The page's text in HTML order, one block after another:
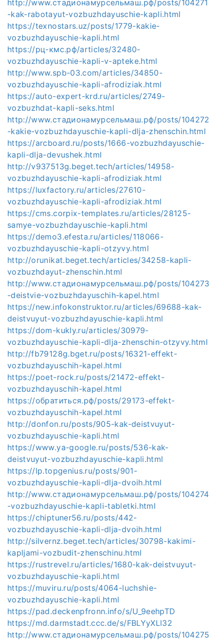
http://www.стадионамурсельмаш.рф/posts/104271
-kak-rabotayut-vozbuzhdayuschie-kapli.html
https://texnostars.uz/posts/1779-kakie-
vozbuzhdayuschie-kapli.html
https://рц-кмс.рф/articles/32480-
vozbuzhdayuschie-kapli-v-apteke.html
http://www.spb-03.com/articles/34850-
vozbuzhdayuschie-kapli-afrodiziak.html
https://auto-expert-krd.ru/articles/2749-
vozbuzhdat-kapli-seks.html
http://www.стадионамурсельмаш.рф/posts/104272
-kakie-vozbuzhdayuschie-kapli-dlja-zhenschin.html
https://arcboard.ru/posts/1666-vozbuzhdayuschie-
kapli-dlja-devushek.html
http://v937513g.beget.tech/articles/14958-
vozbuzhdayuschie-kapli-afrodiziak.html
https://luxfactory.ru/articles/27610-
vozbuzhdayuschie-kapli-afrodiziak.html
https://cms.corpix-templates.ru/articles/28125-
samye-vozbuzhdayuschie-kapli.html
https://demo3.efesta.ru/articles/118066-
vozbuzhdayuschie-kapli-otzyvy.html
http://orunikat.beget.tech/articles/34258-kapli-
vozbuzhdayut-zhenschin.html
http://www.стадионамурсельмаш.рф/posts/104273
-deistvie-vozbuzhdayuschih-kapel.html
https://new.infokonstruktor.ru/articles/69688-kak-
deistvuyut-vozbuzhdayuschie-kapli.html
https://dom-kukly.ru/articles/30979-
vozbuzhdayuschie-kapli-dlja-zhenschin-otzyvy.html
http://fb79128g.bget.ru/posts/16321-effekt-
vozbuzhdayuschih-kapel.html
https://poet-rock.ru/posts/21472-effekt-
vozbuzhdayuschih-kapel.html
https://обратиться.рф/posts/29173-effekt-
vozbuzhdayuschih-kapel.html
http://donfon.ru/posts/905-kak-deistvuyut-
vozbuzhdayuschie-kapli.html
https://www.ya-google.ru/posts/536-kak-
deistvuyut-vozbuzhdayuschie-kapli.html
https://lp.topgenius.ru/posts/901-
vozbuzhdayuschie-kapli-dlja-dvoih.html
http://www.стадионамурсельмаш.рф/posts/104274
-vozbuzhdayuschie-kapli-tabletki.html
https://chiptuner56.ru/posts/442-
vozbuzhdayuschie-kapli-dlja-dvoih.html
http://silvernz.beget.tech/articles/30798-kakimi-
kapljami-vozbudit-zhenschinu.html
https://rustrevel.ru/articles/1680-kak-deistvuyut-
vozbuzhdayuschie-kapli.html
https://muviru.ru/posts/4064-luchshie-
vozbuzhdayuschie-kapli.html
https://pad.deckenpfronn.info/s/U_9eehpTD
https://md.darmstadt.ccc.de/s/FBLYyXLl32
http://www.стадионамурсельмаш.рф/posts/104275